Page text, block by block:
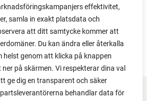
effektivitet,
samla in exakt platsdata och
att ditt samtycke kommer att
Du kan ändra eller återkalla
helst genom att klicka på knappen
på skärmen. Vi respekterar dina val
ge dig en transparent och säker
behandlar data för
om den digitala produkten eller ditt
info@sarabackmo.se, Sara kan
och råd kring stickmönstret eller